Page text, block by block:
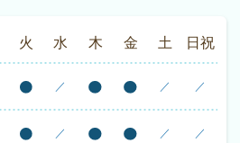
火 水 木 金 土 日祝
／ ／ ／
／ ／ ／